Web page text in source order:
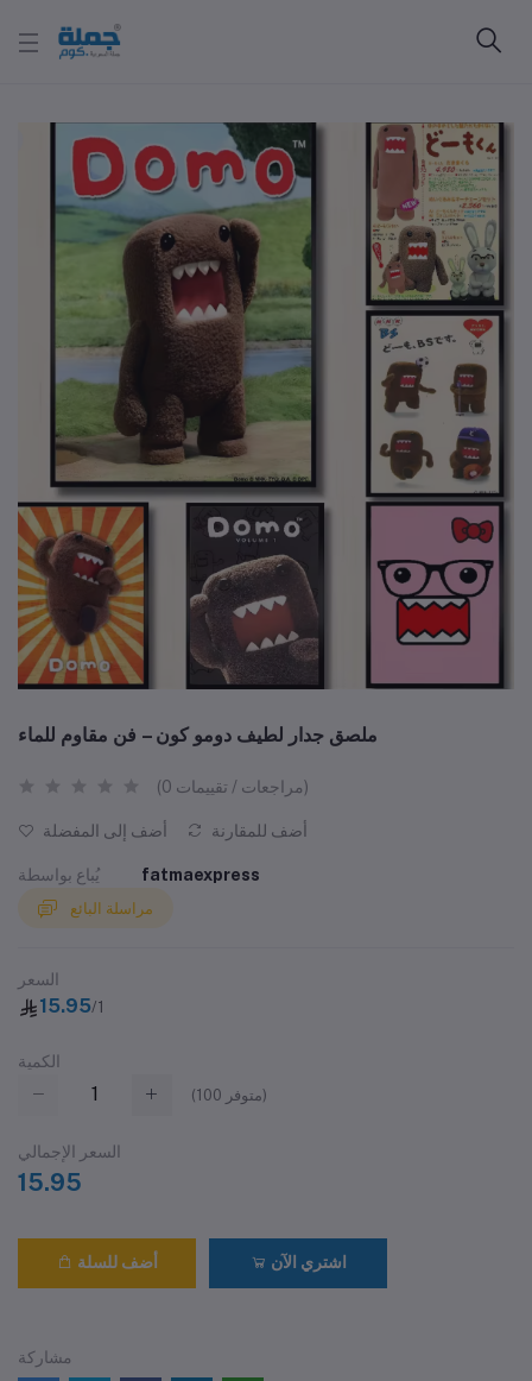
ملصق جدار لطيف دومو كون – فن مقاوم للماء
(0 مراجعات / تقييمات)
أضف إلى المفضلة أضف للمقارنة
يُباع بواسطة fatmaexpress
مراسلة البائع
السعر
15.95/1
الكمية
(100 متوفر)
السعر الإجمالي
15.95
أضف للسلة اشتري الآن
مشاركة